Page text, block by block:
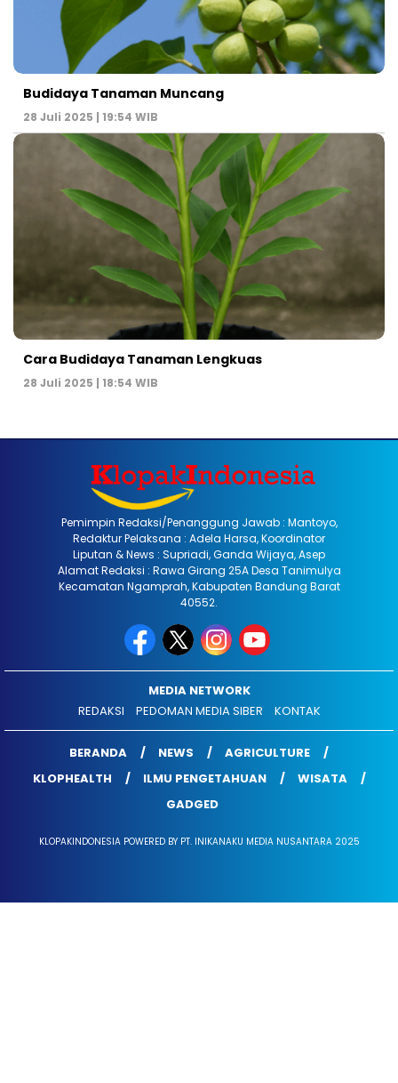
Budidaya Tanaman Muncang
28 Juli 2025 | 19:54 WIB
Cara Budidaya Tanaman Lengkuas
28 Juli 2025 | 18:54 WIB
Pemimpin Redaksi/Penanggung Jawab : Mantoyo,
Redaktur Pelaksana : Adela Harsa, Koordinator
Liputan & News : Supriadi, Ganda Wijaya, Asep
Alamat Redaksi : Rawa Girang 25A Desa Tanimulya
Kecamatan Ngamprah, Kabupaten Bandung Barat
40552.
MEDIA NETWORK
REDAKSI
PEDOMAN MEDIA SIBER KONTAK
BERANDA NEWS
AGRICULTURE
KLOPHEALTH
ILMU PENGETAHUAN
WISATA
GADGED
KLOPAKINDONESIA POWERED BY PT. INIKANAKU MEDIA NUSANTARA 2025